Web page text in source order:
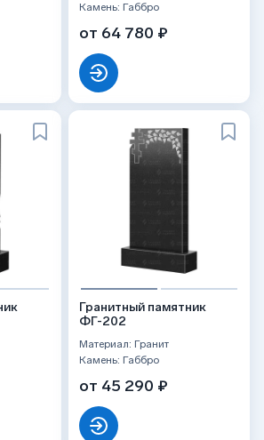
Камень: Габбро
от 64 780 ₽
Гранитный памятник
ФГ-202
Материал: Гранит
Камень: Габбро
от 45 290 ₽